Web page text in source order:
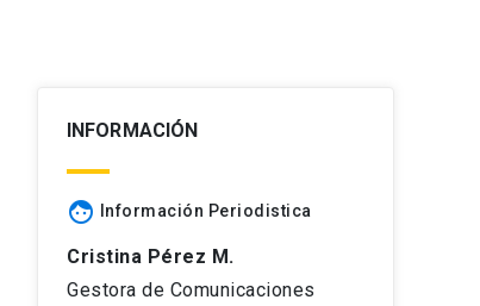
INFORMACIÓN
face Información Periodistica
Cristina Pérez M.
Gestora de Comunicaciones